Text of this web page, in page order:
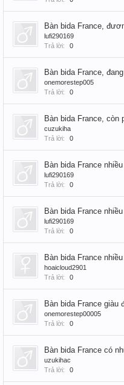
Bàn bida France,
lufi290169
Trả lời:
0
Bàn bida France,
onemorestep005
Trả lời:
0
Bàn bida France, còn
cuzukiha
Trả lời:
0
Bàn bida France
lufi290169
Trả lời:
0
Bàn bida France
lufi290169
Trả lời:
0
Bàn bida France
hoaicloud2901
Trả lời:
0
Bàn bida France giàu
onemorestep00005
Trả lời:
0
Bàn bida France có
uzukihac
Trả lời:
0